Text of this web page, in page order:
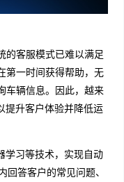
的客服模式已难以满足
第一时间获得帮助，无
车辆信息。因此，越来
提升客户体验并降低运
学习等技术，实现自动
答客户的常见问题、